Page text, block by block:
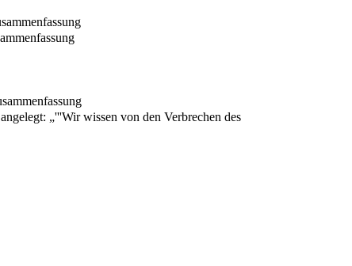
„'''Wir wissen von den Verbrechen des